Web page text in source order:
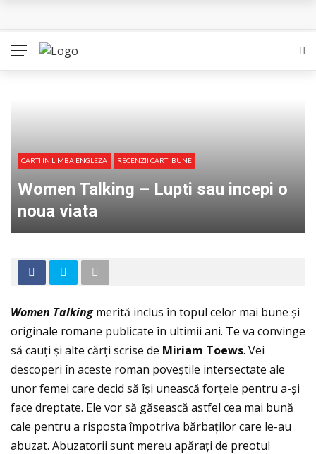
The Man Who Sold Air in the Holy Land – Generatia care
CARTI IN LIMBA ENGLEZA RECENZII CARTI BUNE
Women Talking – Lupti sau incepi o
noua viata
Women Talkingmerită inclus în topul celor mai bune și
originale romane publicate în ultimii ani. Te va convinge
să cauţi și alte cărţi scrise de Miriam Toews. Vei
descoperi în aceste roman poveștile intersectate ale
unor femei care decid să își unească forţele pentru a-și
face dreptate. Ele vor să găsească astfel cea mai bună
cale pentru a risposta împotriva bărbaţilor care le-au
abuzat. Abuzatorii sunt mereu apăraţi de preotul